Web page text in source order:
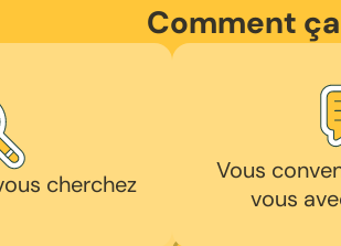
Comment
cherchez
Vous
vous